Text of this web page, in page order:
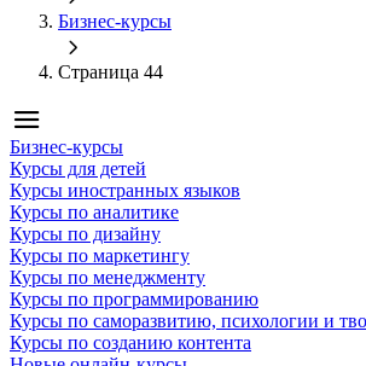
Бизнес-курсы
Страница 44
Бизнес-курсы
Курсы для детей
Курсы иностранных языков
Курсы по аналитике
Курсы по дизайну
Курсы по маркетингу
Курсы по менеджменту
Курсы по программированию
Курсы по саморазвитию, психологии и
Курсы по созданию контента